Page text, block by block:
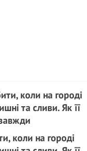
коли на городі